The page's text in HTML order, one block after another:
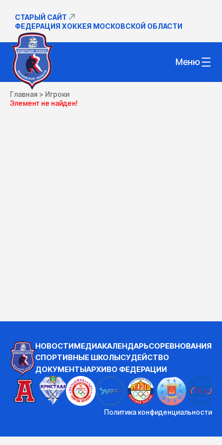
СТАРЫЙ САЙТ
ФЕДЕРАЦИЯ ХОККЕЯ МОСКОВСКОЙ ОБЛАСТИ
Меню
Главная > Игроки
Элемент не найден!
НОВОСТИМЕДИАКАЛЕНДАРЬСОРЕВНОВАНИЯ
СПОРТИВНЫЕ ШКОЛЫСУДЕЙСТВО
ДОКУМЕНТЫАРХИВО ФЕДЕРАЦИИ
Политика конфиденциальности